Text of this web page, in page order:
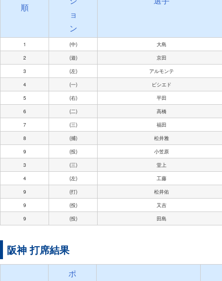
順
ョ
ン
1 (中)
大島
2
(遊)
京田
3
(左)
アルモンテ
4
(一)
ビシエド
5
(右)
平田
6
(二)
高橋
7
(三)
福田
8
(捕)
松井雅
9
(投)
小笠原
3
(三)
堂上
4
(左)
工藤
9
(打)
松井佑
9
(投)
又吉
9
(投) 田島
阪神 打席結果
ポ